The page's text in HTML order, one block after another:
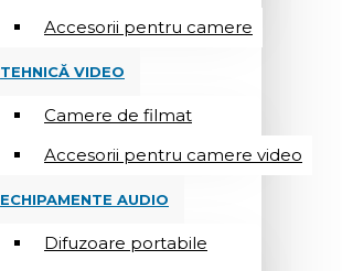
Accesorii pentru camere
TEHNICĂ VIDEO
Camere de filmat
Accesorii pentru camere video
ECHIPAMENTE AUDIO
Difuzoare portabile